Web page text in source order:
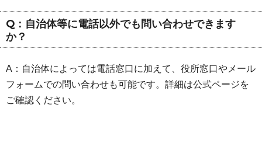
Q：自治体等に電話以外でも問い合わせできます
か？
A：自治体によっては電話窓口に加えて、役所窓口やメール
フォームでの問い合わせも可能です。詳細は公式ページを
ご確認ください。